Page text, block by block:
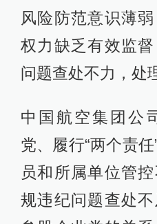
风险防范意识薄
权力缺乏有效监
问题查处不力，处
中国航空集团公
党、履行“两个责
员和所属单位管
规违纪问题查处